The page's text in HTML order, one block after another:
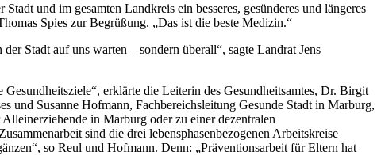
und im gesamten Landkreis ein besseres, gesünderes und längeres
Spies zur Begrüßung. „Das ist die beste Medizin.“
Stadt auf uns warten – sondern überall“, sagte Landrat Jens
erklärte die Leiterin des Gesundheitsamtes, Dr. Birgit
und Susanne Hofmann, Fachbereichsleitung Gesunde Stadt in Marburg,
in Marburg oder zu einer dezentralen
sind die drei lebensphasenbezogenen Arbeitskreise
so Reul und Hofmann. Denn: „Präventionsarbeit für Eltern hat